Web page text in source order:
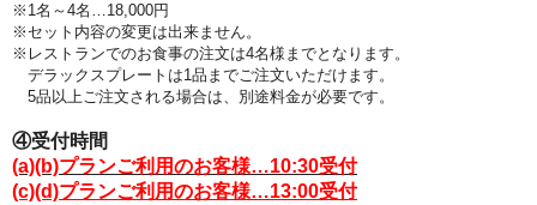
※1名～4名…18,000円
※セット内容の変更は出来ません。
※レストランでのお食事の注文は4名様までとなります。
デラックスプレートは1品までご注文いただけます。
5品以上ご注文される場合は、別途料金が必要です。
④受付時間
(a)(b)プランご利用のお客様…10:30受付
(c)(d)プランご利用のお客様…13:00受付